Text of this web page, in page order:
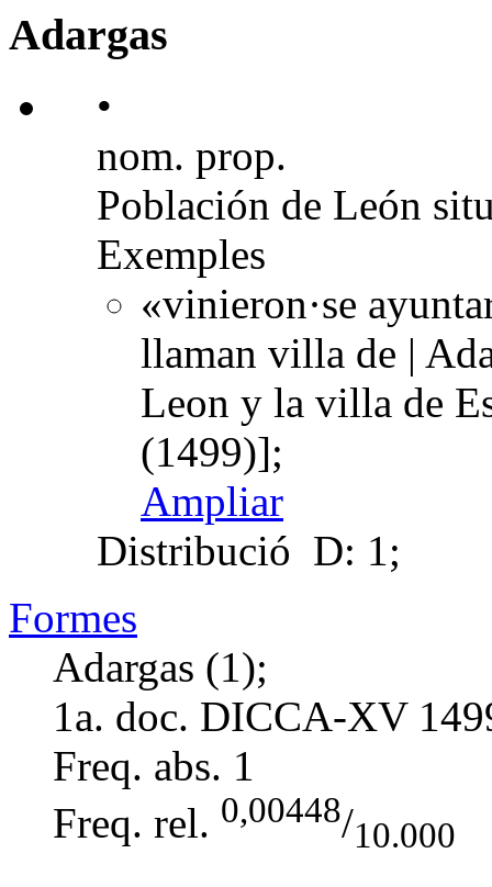
Adargas
•
nom. prop.
Población de León
Exemples
«vinieron·se
llaman villa de |
Leon y la villa de
(1499)];
Ampliar
Distribució D: 1;
Formes
Adargas (1);
1a. doc. DICCA-XV
Freq. abs. 1
Freq. rel. 0,00448/10.000